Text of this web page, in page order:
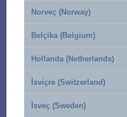
Norveç (Norway)
Belçika (Belgium)
Hollanda (Netherlands)
İsviçre (Switzerland)
İsveç (Sweden)